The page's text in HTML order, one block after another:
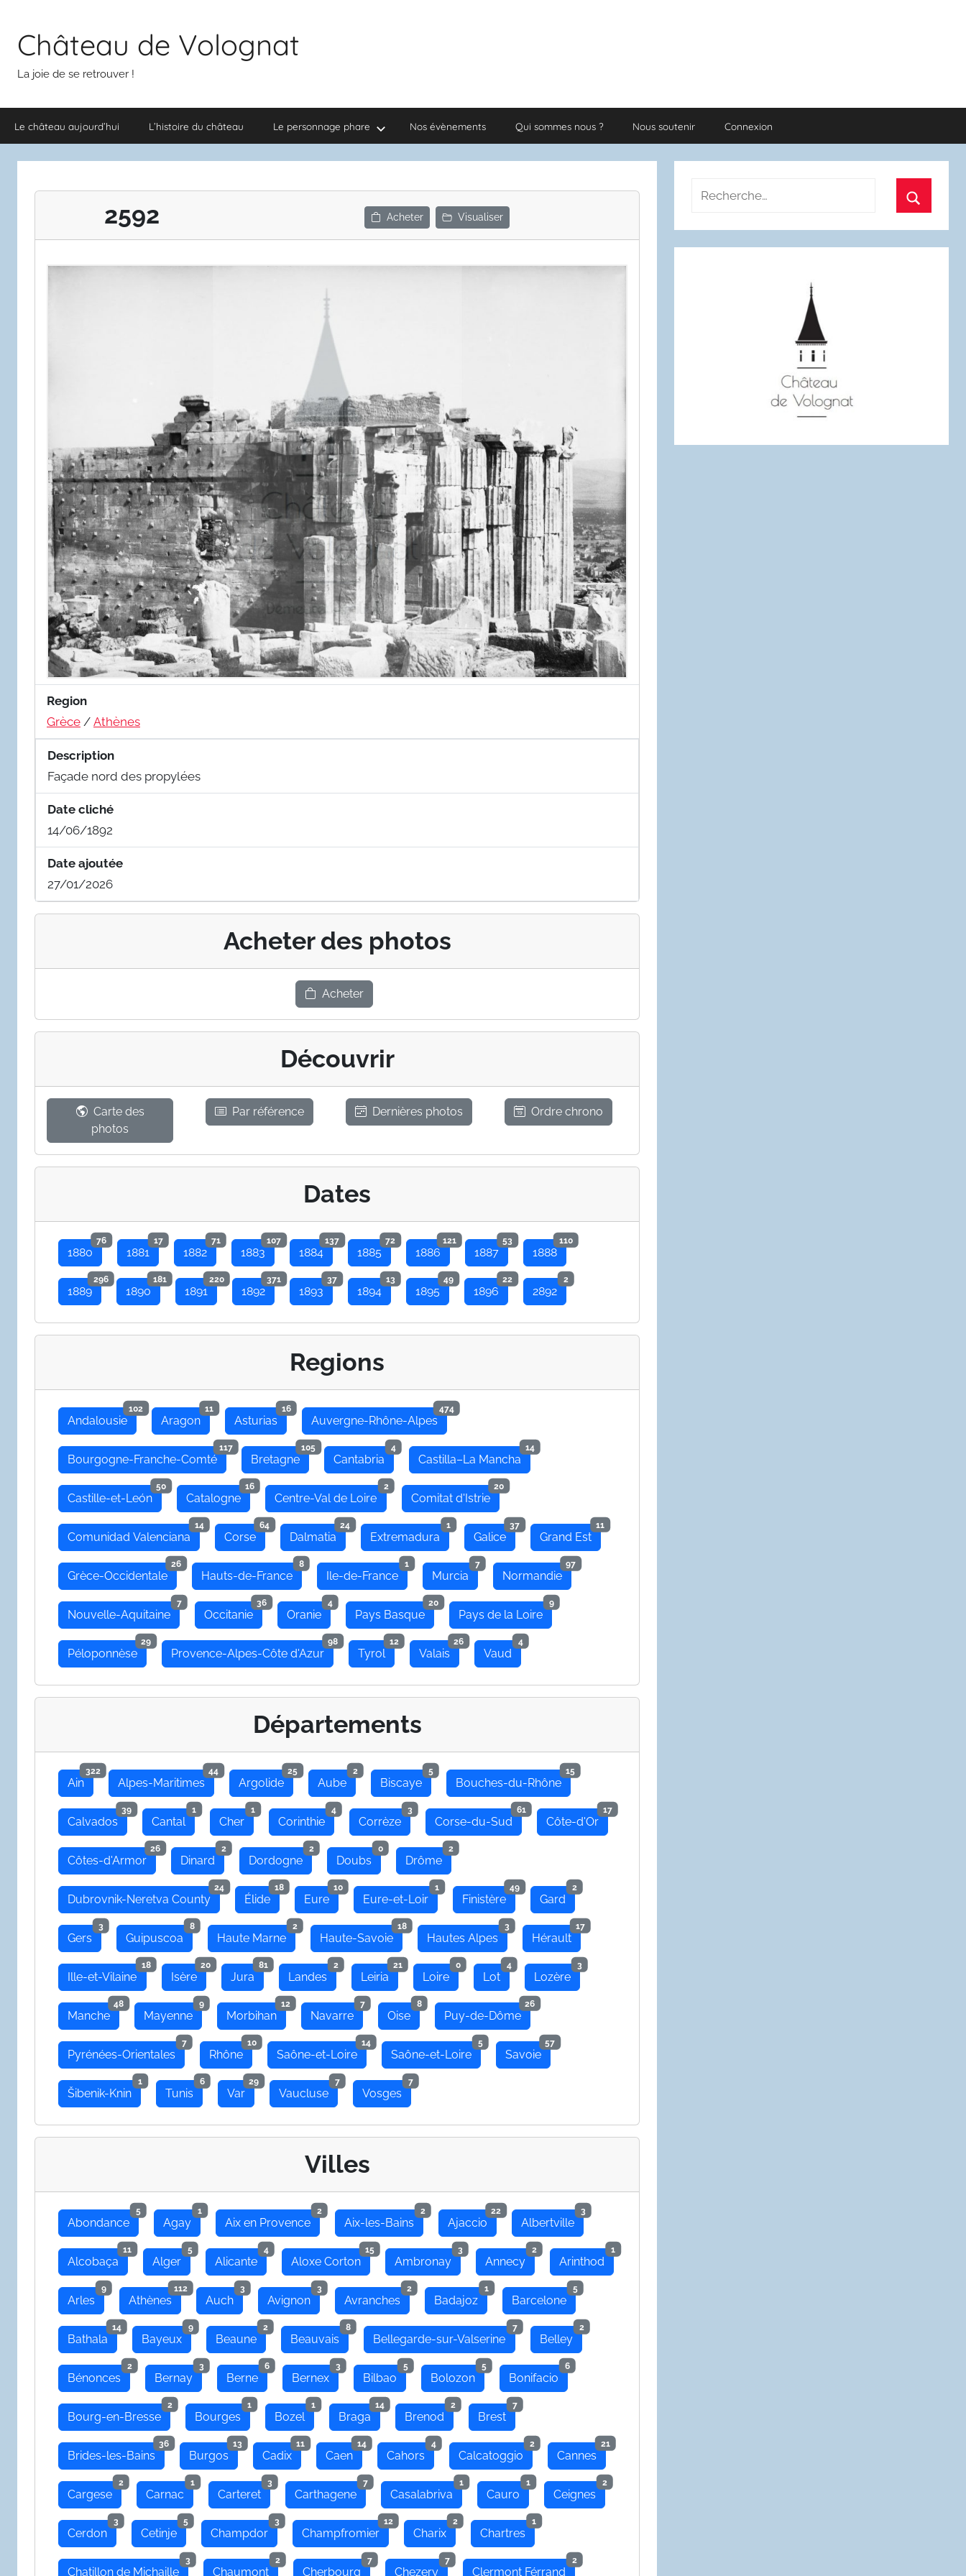
contenuChâteau de Volognat
La joie de se retrouver !
Le château aujourd’hui L’histoire du château Le personnage phare Nos évènements Qui sommes nous ? Nous soutenir Connexion
2592 Acheter Visualiser
Region
Grèce / Athènes
Description
Façade nord des propylées
Date cliché
14/06/1892
Date ajoutée
27/01/2026
Acheter des photos
Acheter
Découvrir
Carte des
photos
Par référence Dernières photos Ordre chrono
Dates
1880
76
1881
17
1882
71
1883
107
1884
137
1885
72
1886
121
1887
53
1888
110
1889
296
1890
181
1891
220
1892
371
1893
37
1894
13
1895
49
1896
22
2892
2
Regions
Andalousie
102
Aragon
11
Asturias
16
Auvergne-Rhône-Alpes
474
Bourgogne-Franche-Comté
117
Bretagne
105
Cantabria
4
Castilla–La Mancha
14
Castille-et-León
50
Catalogne
16
Centre-Val de Loire
2
Comitat d'Istrie
20
Comunidad Valenciana
14
Corse
64
Dalmatia
24
Extremadura
1
Galice
37
Grand Est
11
Grèce-Occidentale
26
Hauts-de-France
8
Ile-de-France
1
Murcia
7
Normandie
97
Nouvelle-Aquitaine
7
Occitanie
36
Oranie
4
Pays Basque
20
Pays de la Loire
9
Péloponnèse
29
Provence-Alpes-Côte d'Azur
98
Tyrol
12
Valais
26
Vaud
4
Départements
Ain
322
Alpes-Maritimes
44
Argolide
25
Aube
2
Biscaye
5
Bouches-du-Rhône
15
Calvados
39
Cantal
1
Cher
1
Corinthie
4
Corrèze
3
Corse-du-Sud
61
Côte-d'Or
17
Côtes-d'Armor
26
Dinard
2
Dordogne
2
Doubs
0
Drôme
2
Dubrovnik-Neretva County
24
Élide
18
Eure
10
Eure-et-Loir
1
Finistère
49
Gard
2
Gers
3
Guipuscoa
8
Haute Marne
2
Haute-Savoie
18
Hautes Alpes
3
Hérault
17
Ille-et-Vilaine
18
Isère
20
Jura
81
Landes
2
Leiria
21
Loire
0
Lot
4
Lozère
3
Manche
48
Mayenne
9
Morbihan
12
Navarre
7
Oise
8
Puy-de-Dôme
26
Pyrénées-Orientales
7
Rhône
10
Saône-et-Loire
14
Saône-et-Loire
5
Savoie
57
Šibenik-Knin
1
Tunis
6
Var
29
Vaucluse
7
Vosges
7
Villes
Abondance
5
Agay
1
Aix en Provence
2
Aix-les-Bains
2
Ajaccio
22
Albertville
3
Alcobaça
11
Alger
5
Alicante
4
Aloxe Corton
15
Ambronay
3
Annecy
2
Arinthod
1
Arles
9
Athènes
112
Auch
3
Avignon
3
Avranches
2
Badajoz
1
Barcelone
5
Bathala
14
Bayeux
9
Beaune
2
Beauvais
8
Bellegarde-sur-Valserine
7
Belley
2
Bénonces
2
Bernay
3
Berne
6
Bernex
3
Bilbao
5
Bolozon
5
Bonifacio
6
Bourg-en-Bresse
2
Bourges
1
Bozel
1
Braga
14
Brenod
2
Brest
7
Brides-les-Bains
36
Burgos
13
Cadix
11
Caen
14
Cahors
4
Calcatoggio
2
Cannes
21
Cargese
2
Carnac
1
Carteret
3
Carthagene
7
Casalabriva
1
Cauro
1
Ceignes
2
Cerdon
3
Cetinje
5
Champdor
3
Champfromier
12
Charix
2
Chartres
1
Chatillon de Michaille
3
Chaumont
2
Cherbourg
7
Chezery
7
Clermont Férrand
2
Recherche
: